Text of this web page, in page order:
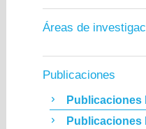
Áreas de
Publicaciones
Publicaciones
Publicaciones